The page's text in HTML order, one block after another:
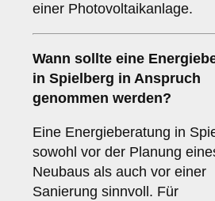
einer Photovoltaikanlage.
Wann sollte eine
in Spielberg in Anspruch
genommen werden?
Eine Energieberatung in
sowohl vor der Planung
Neubaus als auch vor einer
Sanierung sinnvoll. Für